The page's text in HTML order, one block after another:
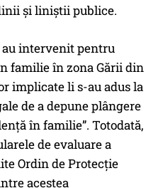
şi liniştii publice.
au intervenit pentru
familie în zona Gării din
implicate li s-au adus la
de a depune plângere
în familie”. Totodată,
de evaluare a
Ordin de Protecție
acestea